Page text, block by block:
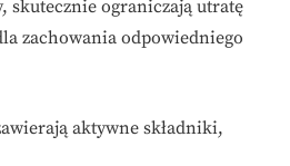
ograniczają utratę
zachowania odpowiedniego
aktywne składniki,